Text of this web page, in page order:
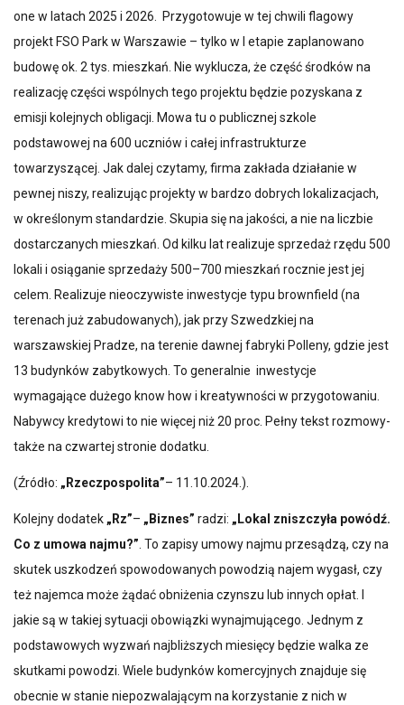
one w latach 2025 i 2026. Przygotowuje w tej chwili flagowy
projekt FSO Park w Warszawie – tylko w I etapie zaplanowano
budowę ok. 2 tys. mieszkań. Nie wyklucza, że część środków na
realizację części wspólnych tego projektu będzie pozyskana z
emisji kolejnych obligacji. Mowa tu o publicznej szkole
podstawowej na 600 uczniów i całej infrastrukturze
towarzyszącej. Jak dalej czytamy, firma zakłada działanie w
pewnej niszy, realizując projekty w bardzo dobrych lokalizacjach,
w określonym standardzie. Skupia się na jakości, a nie na liczbie
dostarczanych mieszkań. Od kilku lat realizuje sprzedaż rzędu 500
lokali i osiąganie sprzedaży 500–700 mieszkań rocznie jest jej
celem. Realizuje nieoczywiste inwestycje typu brownfield (na
terenach już zabudowanych), jak przy Szwedzkiej na
warszawskiej Pradze, na terenie dawnej fabryki Polleny, gdzie jest
13 budynków zabytkowych. To generalnie inwestycje
wymagające dużego know how i kreatywności w przygotowaniu.
Nabywcy kredytowi to nie więcej niż 20 proc. Pełny tekst rozmowy-
także na czwartej stronie dodatku.
(Źródło: „Rzeczpospolita”– 11.10.2024.).
Kolejny dodatek „Rz”– „Biznes” radzi: „Lokal zniszczyła powódź.
Co z umowa najmu?” . To zapisy umowy najmu przesądzą, czy na
skutek uszkodzeń spowodowanych powodzią najem wygasł, czy
też najemca może żądać obniżenia czynszu lub innych opłat. I
jakie są w takiej sytuacji obowiązki wynajmującego. Jednym z
podstawowych wyzwań najbliższych miesięcy będzie walka ze
skutkami powodzi. Wiele budynków komercyjnych znajduje się
obecnie w stanie niepozwalającym na korzystanie z nich w